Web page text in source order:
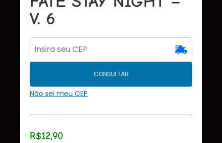
V. 6
CONSULTAR
Não sei meu CEP
R$12,90